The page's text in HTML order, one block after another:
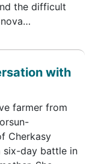
the difficult
with
farmer from
Cherkasy
six-day battle in